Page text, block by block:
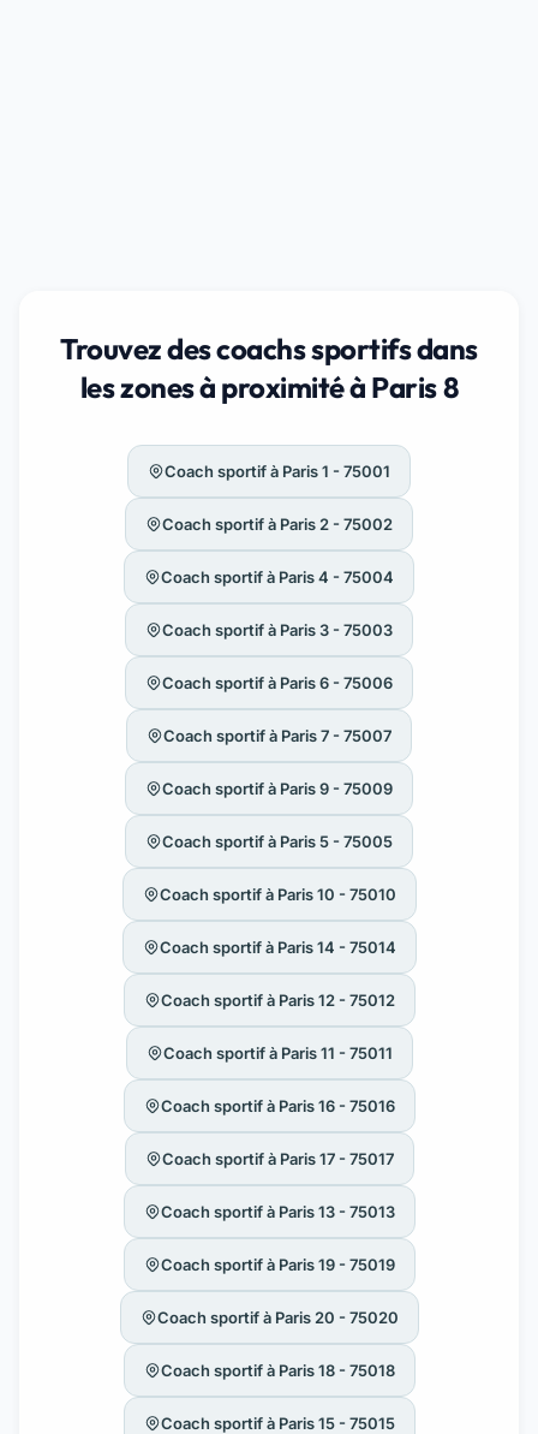
Trouvez des coachs sportifs dans
les zones à proximité à Paris 8
Coach sportif à Paris 1 - 75001
Coach sportif à Paris 2 - 75002
Coach sportif à Paris 4 - 75004
Coach sportif à Paris 3 - 75003
Coach sportif à Paris 6 - 75006
Coach sportif à Paris 7 - 75007
Coach sportif à Paris 9 - 75009
Coach sportif à Paris 5 - 75005
Coach sportif à Paris 10 - 75010
Coach sportif à Paris 14 - 75014
Coach sportif à Paris 12 - 75012
Coach sportif à Paris 11 - 75011
Coach sportif à Paris 16 - 75016
Coach sportif à Paris 17 - 75017
Coach sportif à Paris 13 - 75013
Coach sportif à Paris 19 - 75019
Coach sportif à Paris 20 - 75020
Coach sportif à Paris 18 - 75018
Coach sportif à Paris 15 - 75015